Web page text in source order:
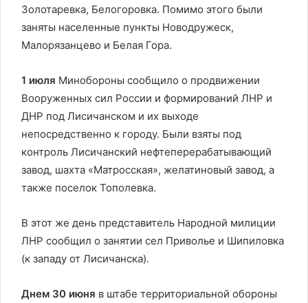
Золотаревка, Белогоровка. Помимо этого были
заняты населенные пункты Новодружеск,
Малорязанцево и Белая Гора.
1 июля Минобороны сообщило о продвижении
Вооруженных сил России и формирований ЛНР и
ДНР под Лисичанском и их выходе
непосредственно к городу. Были взяты под
контроль Лисичанский нефтеперерабатывающий
завод, шахта «Матросская», желатиновый завод, а
также поселок Тополевка.
В этот же день представитель Народной милиции
ЛНР сообщил о занятии сел Приволье и Шипиловка
(к западу от Лисичанска).
Днем 30 июня в штабе территориальной обороны